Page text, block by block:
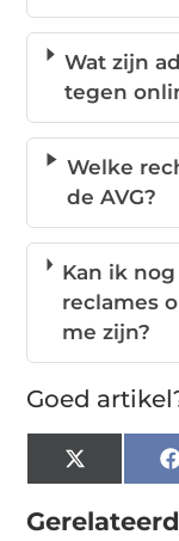
Wat zijn
tegen
Welke
de AVG?
Kan ik
reclames
me zijn?
Goed
X
(Twitter)